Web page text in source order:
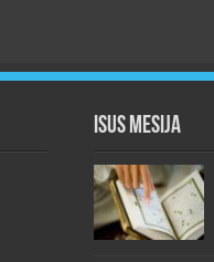
Isus Mesija